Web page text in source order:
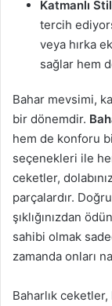
Katmanlı
tercih
veya hırka
sağlar hem
Bahar mevsimi,
bir dönemdir.
hem de konforu
seçenekleri ile
ceketler,
parçalardır.
şıklığınızdan
sahibi olmak
zamanda onları
Baharlık ceketler,